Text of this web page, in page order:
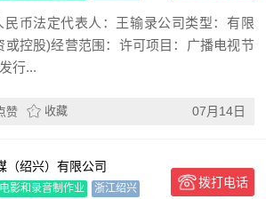
民币法定代表人：王输录公司类型：有限
或控股)经营范围：许可项目：广播电视节
行...
赞 收藏 07月14日
（绍兴）有限公司
影和录音制作业 浙江绍兴 拨打电话